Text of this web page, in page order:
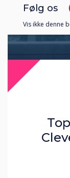
Følg os
Vis ikke denne